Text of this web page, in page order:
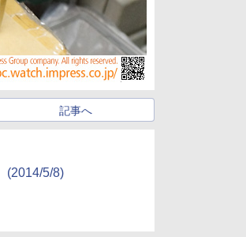
記事へ
(2014/5/8)